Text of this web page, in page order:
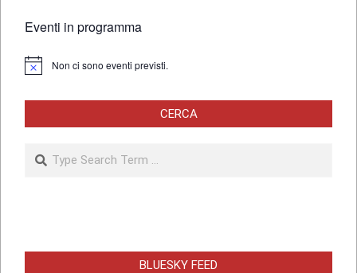
Eventi in programma
Notice Non ci sono eventi previsti.
CERCA
Search
BLUESKY FEED